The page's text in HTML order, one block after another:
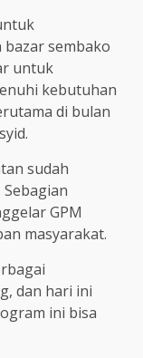
sembako
untuk
kebutuhan
di bulan
sudah
GPM
masyarakat.
dan hari ini
ini bisa